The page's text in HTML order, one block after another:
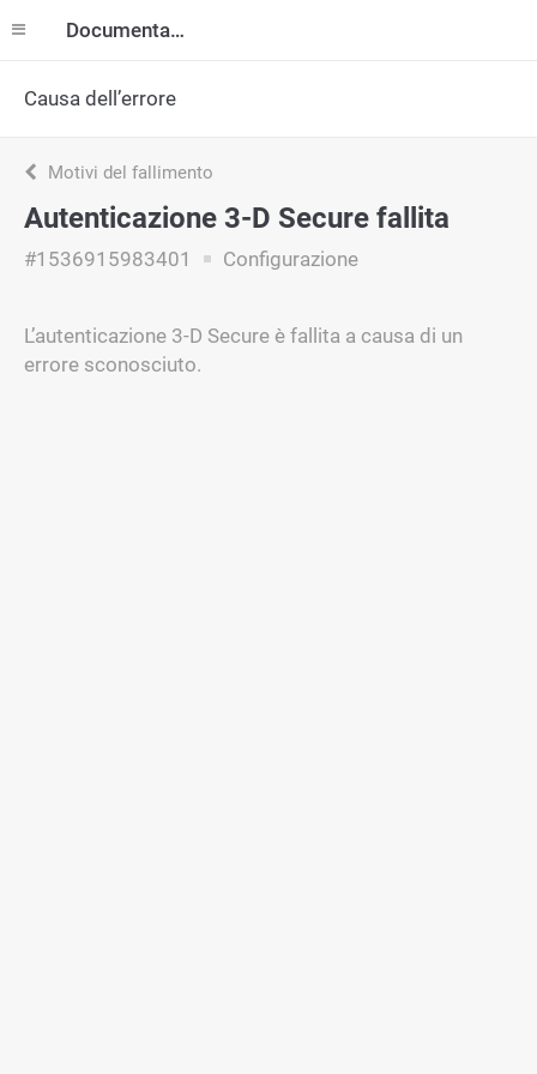
Documentazione
Causa dell’errore
Motivi del fallimento
Autenticazione 3-D Secure fallita
#1536915983401 Configurazione
L’autenticazione 3-D Secure è fallita a causa di un
errore sconosciuto.